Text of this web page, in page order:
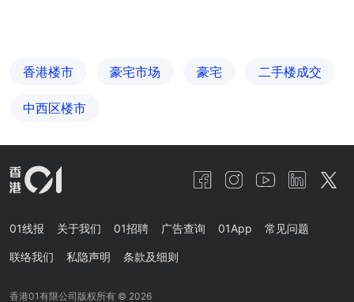
香港楼市 豪宅市场 豪宅 二手楼成交
中西区楼市
01线报 关于我们 01招聘 广告查询 01App 常见问题
联络我们 私隐声明 条款及细则
香港01有限公司版权所有 © 2026